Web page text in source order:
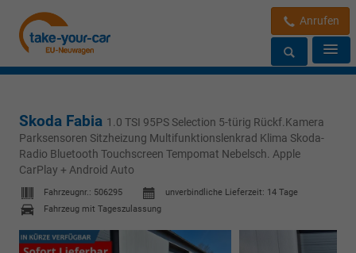
Anrufen
Skoda Fabia 1.0 TSI 95PS Selection 5-türig Rückf.Kamera
Parksensoren Sitzheizung Multifunktionslenkrad Klima Skoda-
Radio Bluetooth Touchscreen Tempomat Nebelsch. Apple
CarPlay + Android Auto
Fahrzeugnr.: 506295 unverbindliche Lieferzeit: 14 Tage
Fahrzeug mit Tageszulassung